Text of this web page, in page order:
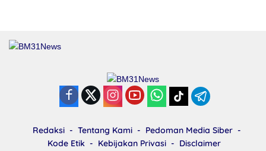
Redaksi Tentang Kami
Pedoman Media Siber
Kode Etik
Kebijakan Privasi
Disclaimer